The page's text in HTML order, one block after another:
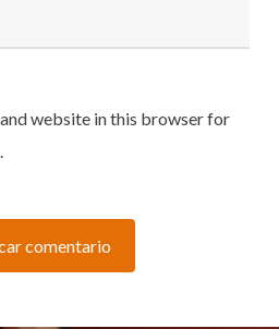
and website in this browser for